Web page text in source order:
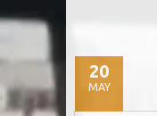
20
MAY